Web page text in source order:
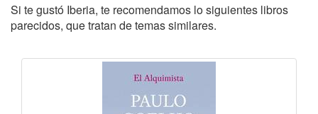
Si te gustó Iberia, te recomendamos lo siguientes libros
parecidos, que tratan de temas similares.